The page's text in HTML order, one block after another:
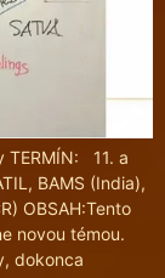
TERMÍN: 11. a
BAMS (India),
OBSAH:Tento
novou témou.
dokonca